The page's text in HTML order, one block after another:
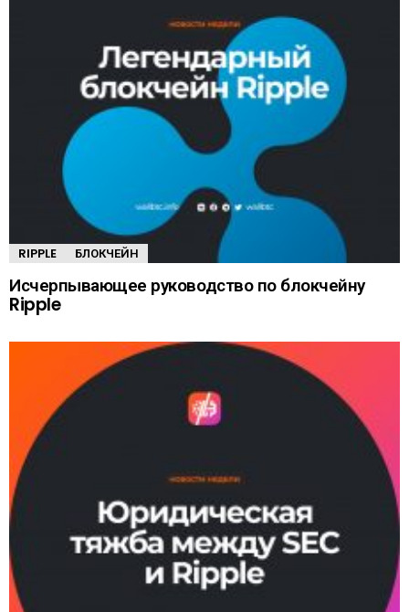
RIPPLE БЛОКЧЕЙН
Исчерпывающее руководство по блокчейну
Ripple